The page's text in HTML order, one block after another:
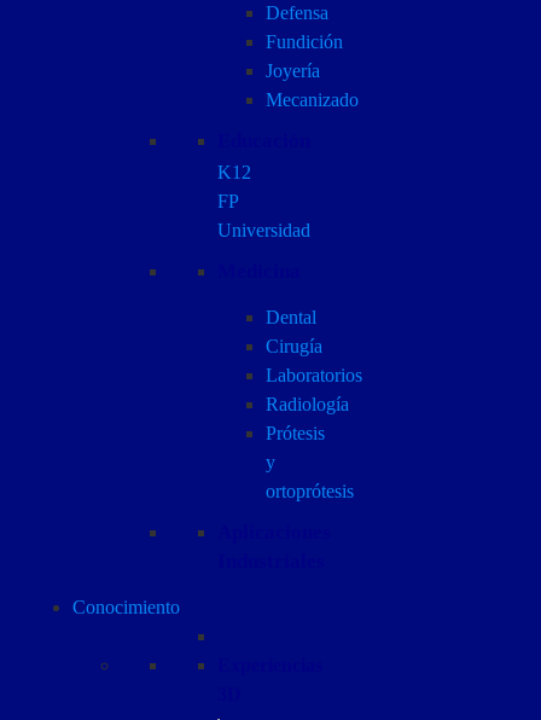
Defensa
Fundición
Joyería
Mecanizado
K12
FP
Universidad
Dental
Cirugía
Laboratorios
Radiología
Prótesis
y
ortoprótesis
Conocimiento